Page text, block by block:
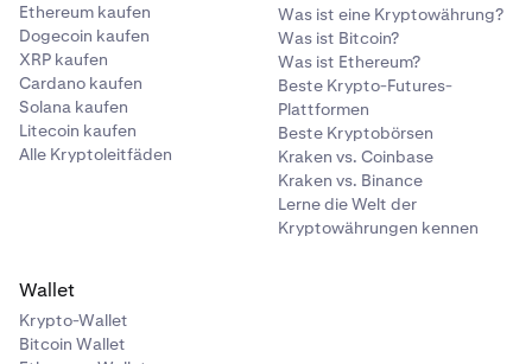
Ethereum kaufen
Dogecoin kaufen
XRP kaufen
Cardano kaufen
Solana kaufen
Litecoin kaufen
Alle Kryptoleitfäden
Was ist eine Kryptowährung?
Was ist Bitcoin?
Was ist Ethereum?
Beste Krypto-Futures-
Plattformen
Beste Kryptobörsen
Kraken vs. Coinbase
Kraken vs. Binance
Lerne die Welt der
Kryptowährungen kennen
Wallet
Krypto-Wallet
Bitcoin Wallet